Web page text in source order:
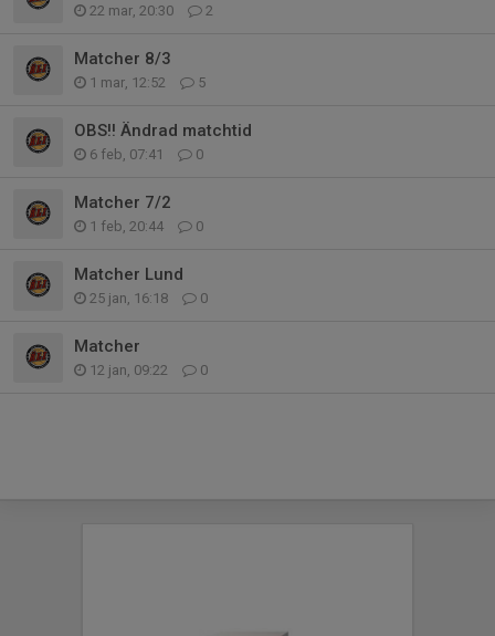
22 mar, 20:30 2
Matcher 8/3
1 mar, 12:52 5
OBS!! Ändrad matchtid
6 feb, 07:41 0
Matcher 7/2
1 feb, 20:44 0
Matcher Lund
25 jan, 16:18 0
Matcher
12 jan, 09:22 0